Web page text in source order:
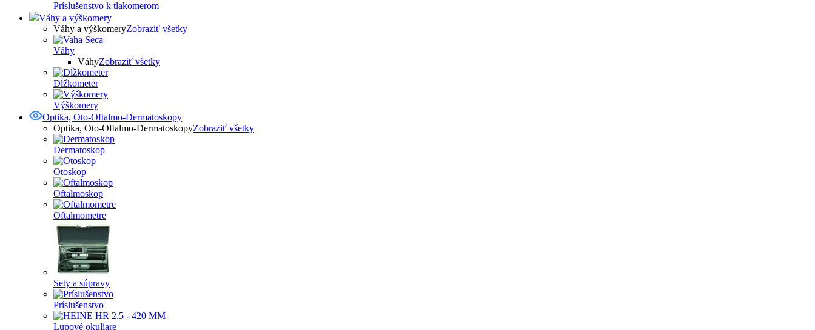
Príslušenstvo k tlakomerom
Váhy a výškomery
Váhy a výškomeryZobraziť všetky
Váhy
VáhyZobraziť všetky
Dĺžkometer
Výškomery
Optika, Oto-Oftalmo-Dermatoskopy
Optika, Oto-Oftalmo-DermatoskopyZobraziť všetky
Dermatoskop
Otoskop
Oftalmoskop
Oftalmometre
Sety a súpravy
Príslušenstvo
Lupové okuliare